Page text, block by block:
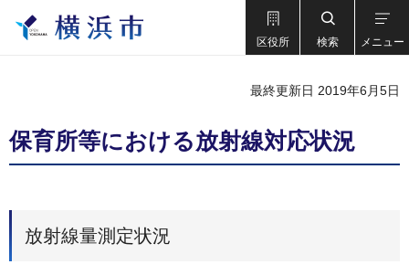
区役所 検索 メニュー
最終更新日 2019年6月5日
保育所等における放射線対応状況
放射線量測定状況